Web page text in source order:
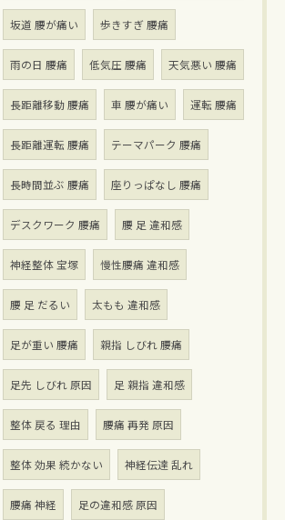
坂道 腰が痛い 歩きすぎ 腰痛
雨の日 腰痛 低気圧 腰痛 天気悪い 腰痛
長距離移動 腰痛 車 腰が痛い 運転 腰痛
長距離運転 腰痛 テーマパーク 腰痛
長時間並ぶ 腰痛 座りっぱなし 腰痛
デスクワーク 腰痛 腰 足 違和感
神経整体 宝塚 慢性腰痛 違和感
腰 足 だるい 太もも 違和感
足が重い 腰痛 親指 しびれ 腰痛
足先 しびれ 原因 足 親指 違和感
整体 戻る 理由 腰痛 再発 原因
整体 効果 続かない 神経伝達 乱れ
腰痛 神経 足の違和感 原因